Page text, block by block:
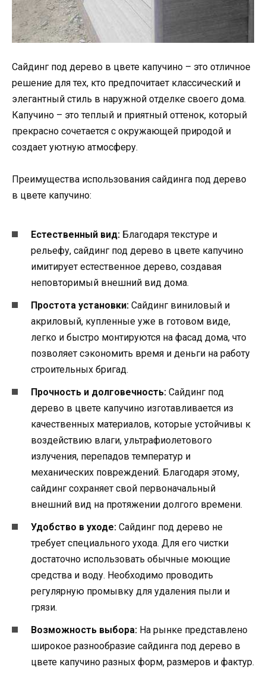
Сайдинг под дерево в цвете капучино – это отличное
решение для тех, кто предпочитает классический и
элегантный стиль в наружной отделке своего дома.
Капучино – это теплый и приятный оттенок, который
прекрасно сочетается с окружающей природой и
создает уютную атмосферу.
Преимущества использования сайдинга под дерево
в цвете капучино:
Естественный вид: Благодаря текстуре и
рельефу, сайдинг под дерево в цвете капучино
имитирует естественное дерево, создавая
неповторимый внешний вид дома.
Простота установки: Сайдинг виниловый и
акриловый, купленные уже в готовом виде,
легко и быстро монтируются на фасад дома, что
позволяет сэкономить время и деньги на работу
строительных бригад.
Прочность и долговечность: Сайдинг под
дерево в цвете капучино изготавливается из
качественных материалов, которые устойчивы к
воздействию влаги, ультрафиолетового
излучения, перепадов температур и
механических повреждений. Благодаря этому,
сайдинг сохраняет свой первоначальный
внешний вид на протяжении долгого времени.
Удобство в уходе: Сайдинг под дерево не
требует специального ухода. Для его чистки
достаточно использовать обычные моющие
средства и воду. Необходимо проводить
регулярную промывку для удаления пыли и
грязи.
Возможность выбора: На рынке представлено
широкое разнообразие сайдинга под дерево в
цвете капучино разных форм, размеров и фактур.